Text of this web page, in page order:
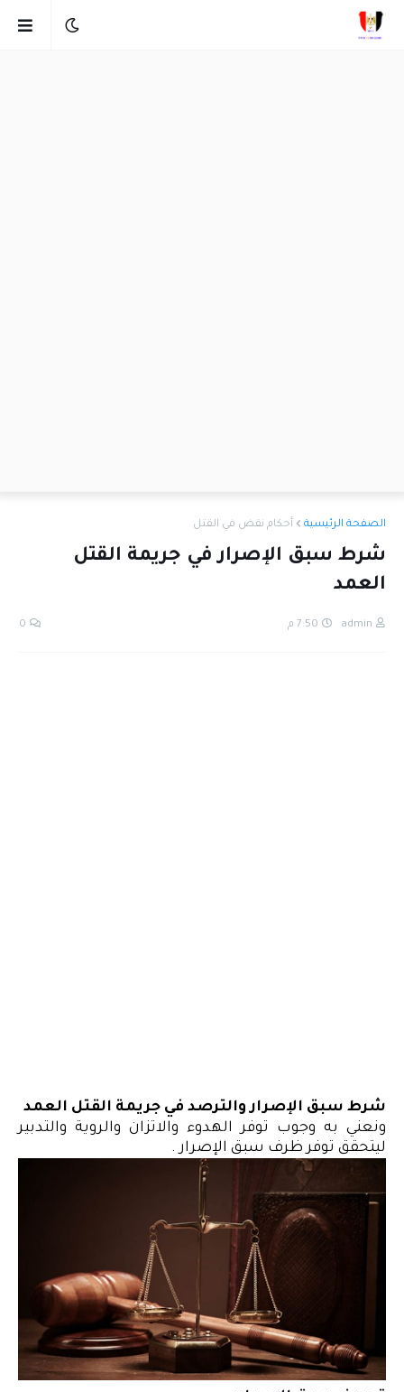
الصفحة الرئيسية أحكام نقض في القتل
شرط سبق الإصرار في جريمة القتل
العمد
admin 7:50 م 0
شرط سبق الإصرار والترصد في جريمة القتل العمد
ونعني به وجوب توفر الهدوء والاتزان والروية والتدبير
ليتحقق توفر ظرف سبق الإصرار .